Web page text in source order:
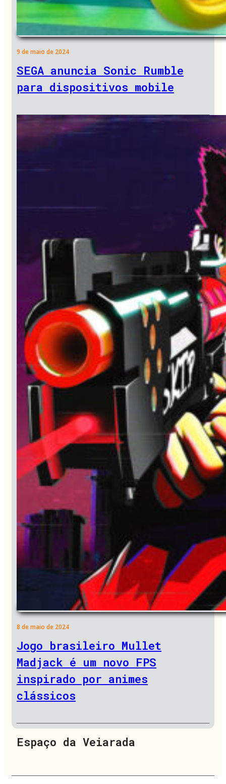
9 de maio de 2024
SEGA anuncia Sonic Rumble
para dispositivos mobile
8 de maio de 2024
Jogo brasileiro Mullet
Madjack é um novo FPS
inspirado por animes
clássicos
Espaço da Veiarada